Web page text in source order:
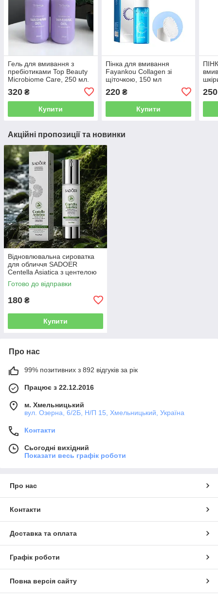
Гель для вмивання з
пребіотиками Top Beauty
Microbiome Care, 250 мл.
320 ₴
Купити
Пінка для вмивання
Fayankou Collagen зі
щіточкою, 150 мл
220₴
Купити
250
Акційні пропозиції та новинки
Відновлювальна сироватка
для обличчя SADOER
Centella Asiatica з центелою
азіатською, 50 мл
Готово до відправки
180 ₴
Купити
Про нас
99% позитивних з 892 відгуків за рік
Працює з 22.12.2016
м. Хмельницький
вул. Озерна, 6/2Б, Н/П 15, Хмельницький, Україна
Контакти
Сьогодні вихідний
Показати весь графік роботи
Про нас
Контакти
Доставка та оплата
Графік роботи
Повна версія сайту